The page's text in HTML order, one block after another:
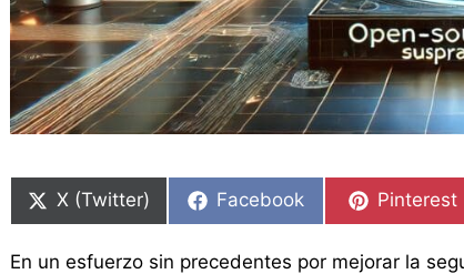
en
X (Twitter)
en
Facebook
en
Pinterest
En un esfuerzo sin precedentes por mejorar la
en
en
en